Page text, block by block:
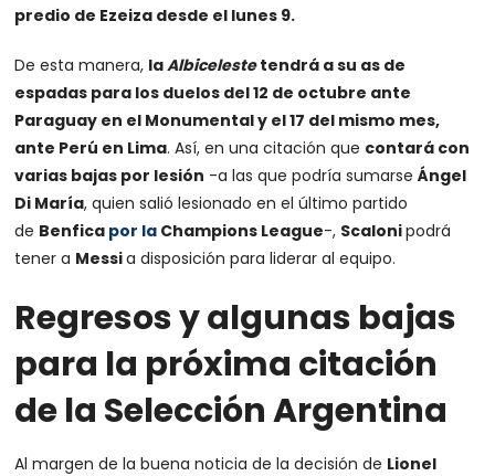
predio de Ezeiza desde el lunes 9.
De esta manera, laAlbicelestetendrá a su as de
espadas para los duelos del 12 de octubre ante
Paraguay en el Monumental y el 17 del mismo mes,
ante Perú en Lima. Así, en una citación que contará con
varias bajas por lesión -a las que podría sumarseÁngel
Di María, quien salió lesionado en el último partido
de Benfica por la Champions League-, Scalonipodrá
tener a Messia disposición para liderar al equipo.
Regresos y algunas bajas
para la próxima citación
de la Selección Argentina
Al margen de la buena noticia de la decisión de Lionel